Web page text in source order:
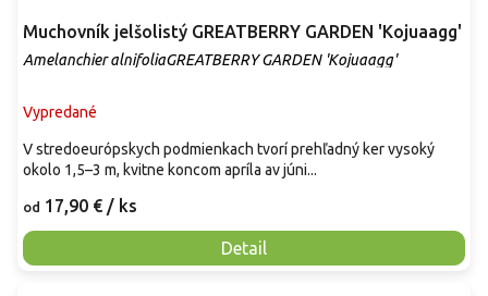
Muchovník jelšolistý GREATBERRY GARDEN 'Kojuaagg'
Amelanchier alnifoliaGREATBERRY GARDEN 'Kojuaagg'
Vypredané
od 17,90 € / ks
Detail
V stredoeurópskych podmienkach tvorí prehľadný ker vysoký
okolo 1,5–3 m, kvitne koncom apríla av júni...